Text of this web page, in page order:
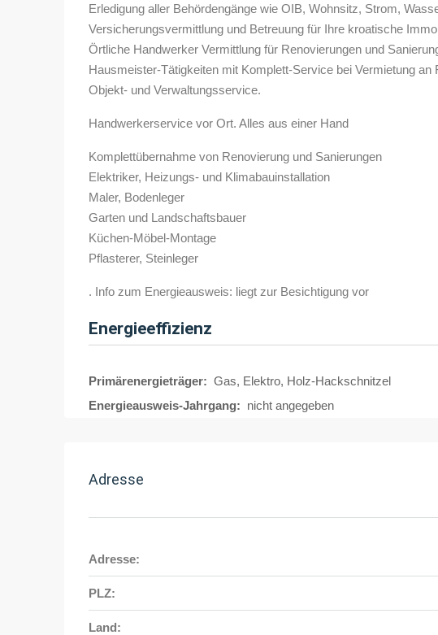
Erledigung aller Behördengänge wie OIB, Wohnsitz, Strom,
Versicherungsvermittlung und Betreuung für Ihre kroatische
Örtliche Handwerker Vermittlung für Renovierungen und
Hausmeister-Tätigkeiten mit Komplett-Service bei Vermietung an
Objekt- und Verwaltungsservice.
Handwerkerservice vor Ort. Alles aus einer Hand
Komplettübernahme von Renovierung und Sanierungen
Elektriker, Heizungs- und Klimabauinstallation
Maler, Bodenleger
Garten und Landschaftsbauer
Küchen-Möbel-Montage
Pflasterer, Steinleger
. Info zum Energieausweis: liegt zur Besichtigung vor
Energieeffizienz
Primärenergieträger: Gas, Elektro, Holz-Hackschnitzel
Energieausweis-Jahrgang: nicht angegeben
Adresse
Adresse:
PLZ:
Land: